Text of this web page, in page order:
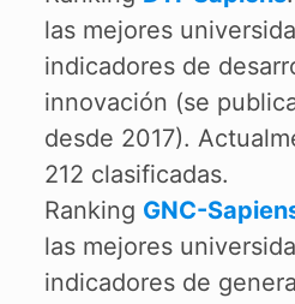
las mejores
indicadores de
innovación (se
desde 2017).
212 clasificadas.
Ranking GNC-
las mejores
indicadores de